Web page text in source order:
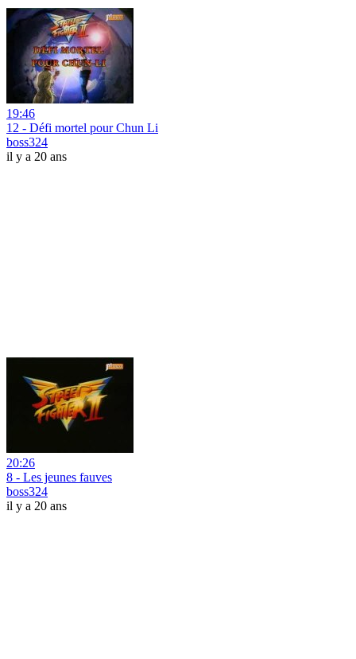
19:46
12 - Défi mortel pour Chun Li
boss324
il y a 20 ans
20:26
8 - Les jeunes fauves
boss324
il y a 20 ans